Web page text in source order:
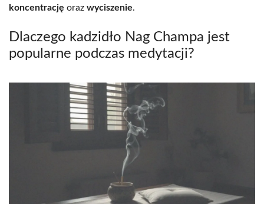
koncentrację oraz wyciszenie.
Dlaczego kadzidło Nag Champa jest
popularne podczas medytacji?